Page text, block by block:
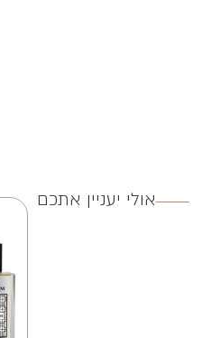
אולי יעניין אתכם